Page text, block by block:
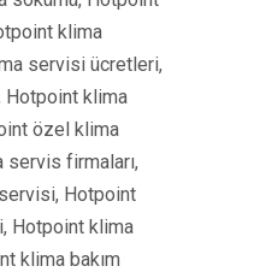
klima
servisi ücretleri,
Hotpoint klima
özel klima
firmaları,
Hotpoint
Hotpoint klima
klima bakım